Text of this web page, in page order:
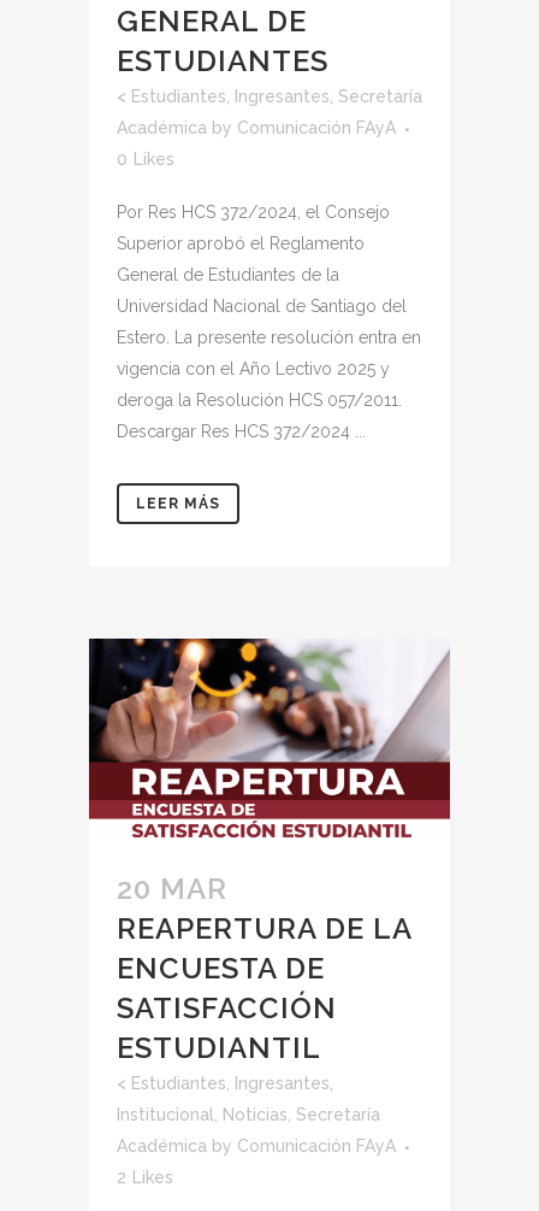
GENERAL DE
ESTUDIANTES
< Estudiantes Ingresantes Secretaría
Académica by Comunicación FAyA
0
Likes
Por Res HCS 372/2024, el Consejo
Superior aprobó el Reglamento
General de Estudiantes de la
Universidad Nacional de Santiago del
Estero. La presente resolución entra en
vigencia con el Año Lectivo 2025 y
deroga la Resolución HCS 057/2011.
Descargar Res HCS 372/2024 ...
LEER MÁS
20 MAR
REAPERTURA DE LA
ENCUESTA DE
SATISFACCIÓN
ESTUDIANTIL
< Estudiantes, Ingresantes,
Institucional, Noticias, Secretaría
Académica by Comunicación FAyA
2 Likes